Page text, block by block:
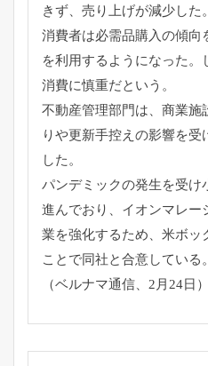
きず、 売り上げが減少した
消費者は必需品購入の傾向
を利用するようになった。
消費に慎重だという。
不動産管理部門は、 商業施
りや更新手控えの影響を受
した。
パンデミックの発生を受け
進んでおり、 イオンマレー
業を強化するため、 米ボッ
ことで同社と合意している。
（ベルナマ通信、2月24日）